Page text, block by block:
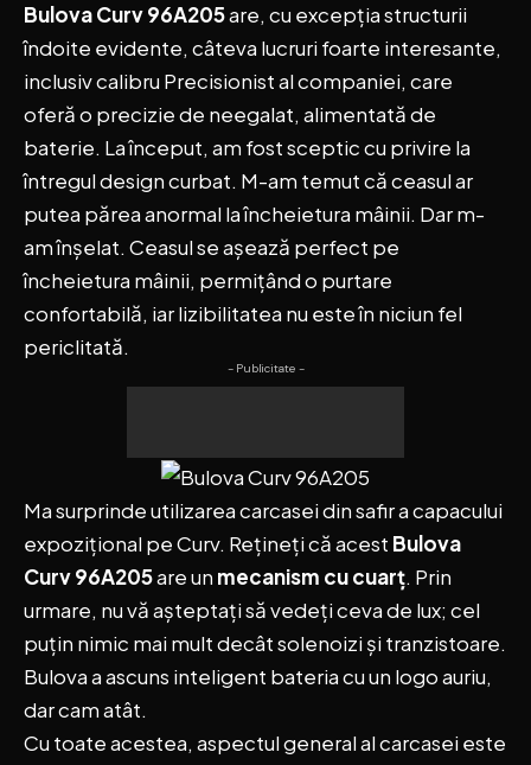
Bulova Curv 96A205are, cu excepția structurii
îndoite evidente, câteva lucruri foarte interesante,
inclusiv calibru Precisionist al companiei, care
oferă o precizie de neegalat, alimentată de
baterie. La început, am fost sceptic cu privire la
întregul design curbat. M-am temut că ceasul ar
putea părea anormal la încheietura mâinii. Dar m-
am înșelat. Ceasul se așează perfect pe
încheietura mâinii, permițând o purtare
confortabilă, iar lizibilitatea nu este în niciun fel
periclitată.
- Publicitate -
Ma surprinde utilizarea carcasei din safir a capacului
expozițional pe Curv. Rețineți că acest Bulova
Curv 96A205are un mecanism cu cuarț. Prin
urmare, nu vă așteptați să vedeți ceva de lux; cel
puțin nimic mai mult decât solenoizi și tranzistoare.
Bulova a ascuns inteligent bateria cu un logo auriu,
dar cam atât.
Cu toate acestea, aspectul general al carcasei este